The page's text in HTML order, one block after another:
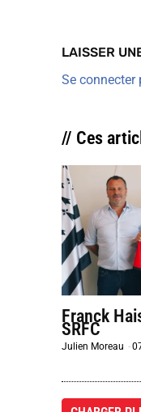
LAISSER
Se connecter
// Ces
Franck
SRFC
Julien Moreau -